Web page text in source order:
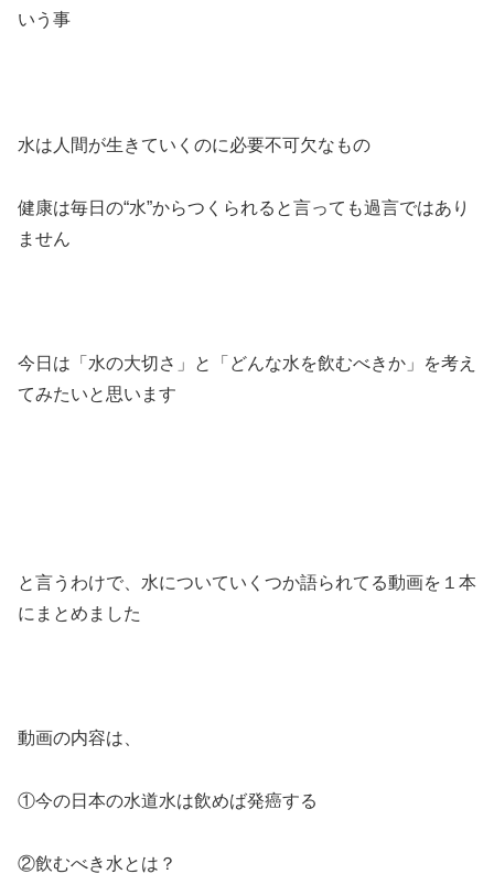
いう事
水は人間が生きていくのに必要不可欠なもの
健康は毎日の“水”からつくられると言っても過言ではあり
ません
今日は「水の大切さ」と「どんな水を飲むべきか」を考え
てみたいと思います
と言うわけで、水についていくつか語られてる動画を１本
にまとめました
動画の内容は、
①今の日本の水道水は飲めば発癌する
②飲むべき水とは？